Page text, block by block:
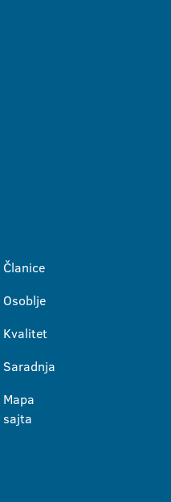
Članice
Osoblje
Kvalitet
Saradnja
Mapa
sajta